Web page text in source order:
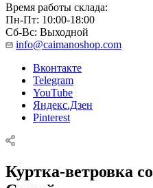
Время работы склада:
Пн-Пт: 10:00-18:00
Сб-Вс: Выходной
info@caimanoshop.com
Вконтакте
Telegram
YouTube
Яндекс.Дзен
Pinterest
Куртка-ветровка